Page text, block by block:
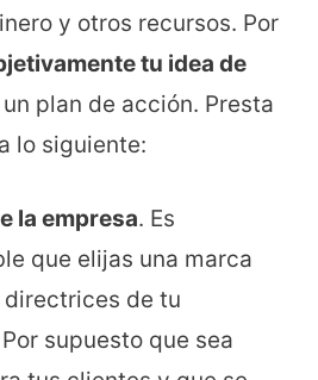
y otros recursos. Por
tu idea de
plan de acción. Presta
lo siguiente:
la empresa. Es
que elijas una marca
directrices de tu
supuesto que sea